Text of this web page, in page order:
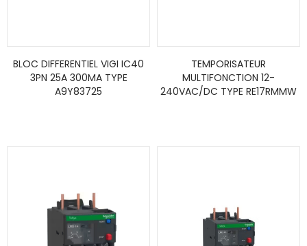
BLOC DIFFERENTIEL VIGI IC40
3PN 25A 300MA TYPE
A9Y83725
TEMPORISATEUR
MULTIFONCTION 12-
240VAC/DC TYPE RE17RMMW